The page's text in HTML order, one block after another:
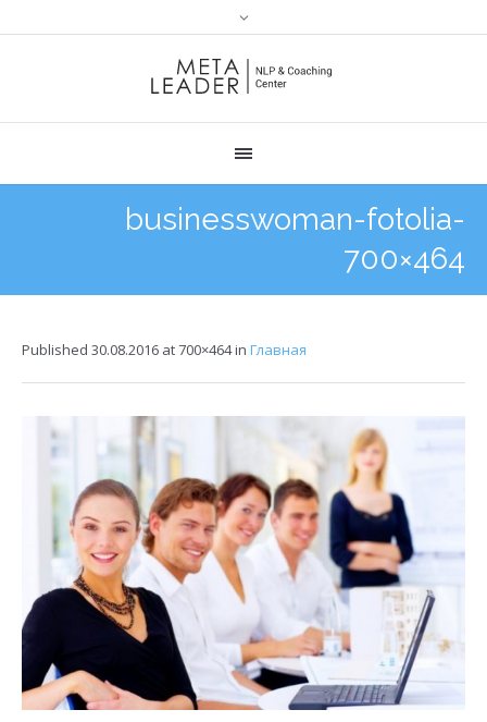
businesswoman-fotolia-
700×464
Published 30.08.2016 at 700×464 in Главная